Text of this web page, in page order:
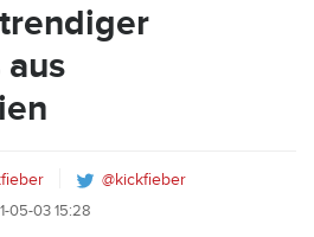
@kickfieber
05-03 15:28